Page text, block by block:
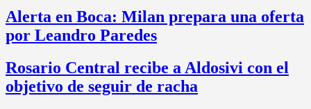
Alerta en Boca: Milan prepara una oferta
por Leandro Paredes
Rosario Central recibe a Aldosivi con el
objetivo de seguir de racha